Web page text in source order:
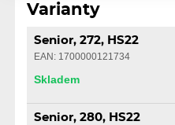
Varianty
Senior, 272, HS22
EAN: 1700000121734
Skladem
Senior, 280, HS22